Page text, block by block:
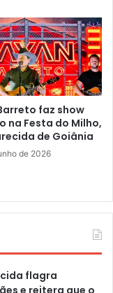
faz show
na Festa do Milho,
de Goiânia
de 2026
flagra